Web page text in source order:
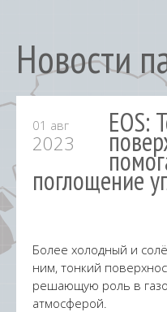
Новости
01 авг
2023
EOS:
поглощение
Более холодный и
ним, тонкий
решающую роль в
атмосферой.